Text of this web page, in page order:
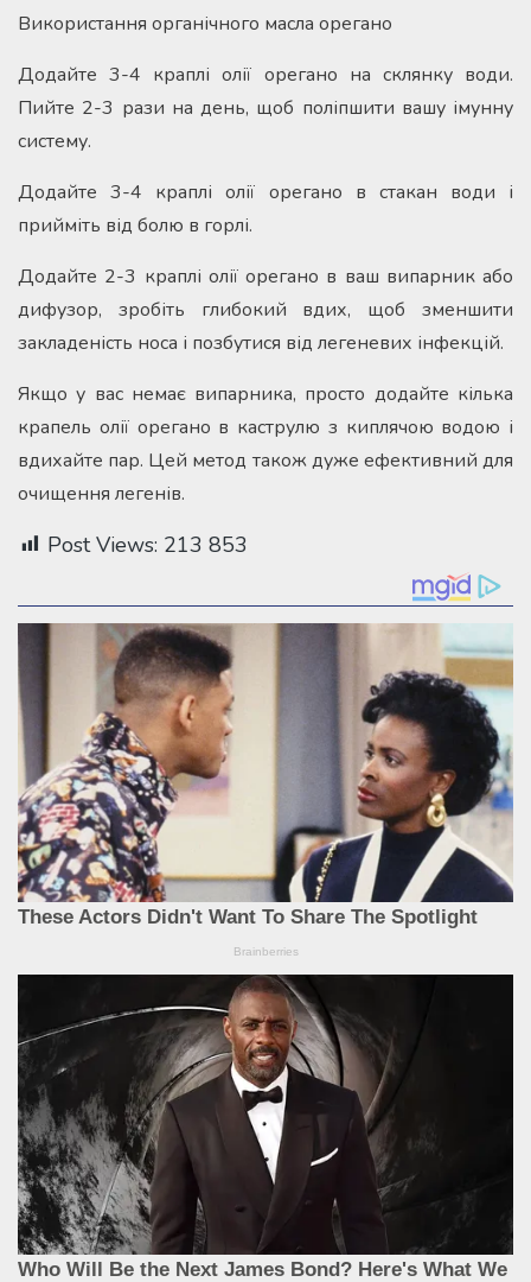
Використання органічного масла орегано
Додайте 3-4 краплі олії орегано на склянку води.
Пийте 2-3 рази на день, щоб поліпшити вашу імунну
систему.
Додайте 3-4 краплі олії орегано в стакан води і
прийміть від болю в горлі.
Додайте 2-3 краплі олії орегано в ваш випарник або
дифузор, зробіть глибокий вдих, щоб зменшити
закладеність носа і позбутися від легеневих інфекцій.
Якщо у вас немає випарника, просто додайте кілька
крапель олії орегано в каструлю з киплячою водою і
вдихайте пар. Цей метод також дуже ефективний для
очищення легенів.
Post Views: 213 853